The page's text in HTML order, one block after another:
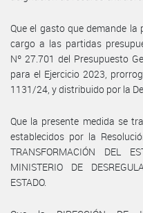
Que el gasto que demande
cargo a las partidas
Nº 27.701 del Presupuesto
para el Ejercicio 2023,
1131/24, y distribuido por la
Que la presente medida se
establecidos por la
TRANSFORMACIÓN DEL
MINISTERIO DE
ESTADO.